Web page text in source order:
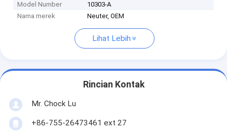
Model Number
10303-A
Nama merek
Neuter, OEM
Lihat Lebih
Rincian Kontak
Mr. Chock Lu
+86-755-26473461 ext 27